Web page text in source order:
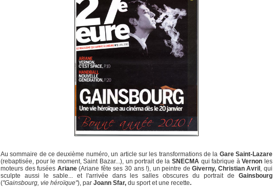
Au sommaire de ce deuxième numéro, un article sur les transformations de la Gare Saint-Lazare
(rebaptisée, pour le moment, Saint Bazar...), un portrait de la SNECMA qui fabrique àVernon les
moteurs des fusées Ariane(Ariane fête ses 30 ans !), un peintre deGiverny, Christian Avril , qui
sculpte aussi le sable... et l'arrivée dans les salles obscures du portrait de Gainsbourg
("Gainsbourg, vie héroïque"), par Joann Sfar, du sport et une recette.